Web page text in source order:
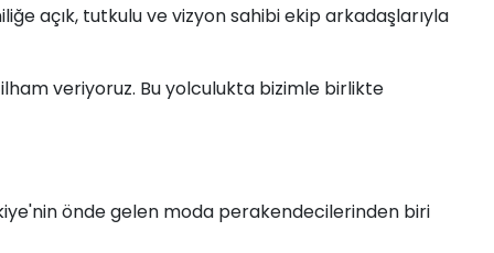
açık, tutkulu ve vizyon sahibi ekip arkadaşlarıyla
veriyoruz. Bu yolculukta bizimle birlikte
önde gelen moda perakendecilerinden biri